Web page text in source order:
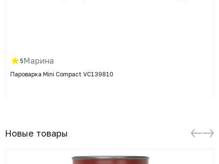
5Марина
Пароварка Mini Compact VC139810
Новые товары